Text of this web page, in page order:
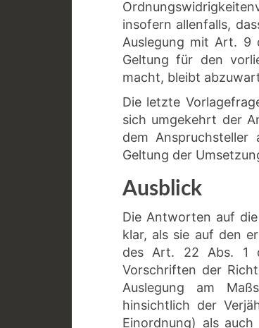
insofern allenfalls,
Auslegung mit Art. 9
Geltung für den
macht, bleibt
Die letzte
sich umgekehrt der
dem
Geltung der
Ausblick
Die Antworten auf
klar, als sie auf den
des Art. 22 Abs. 1
Vorschriften der
Auslegung am
hinsichtlich der
Einordnung) als